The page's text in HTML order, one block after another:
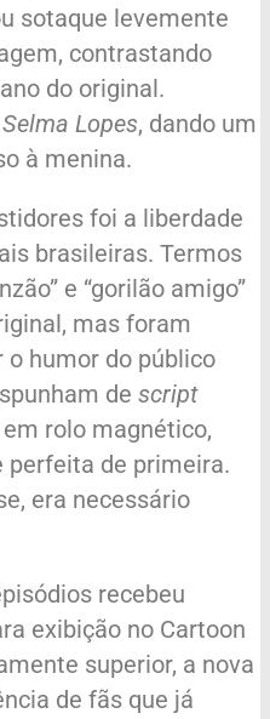
sotaque levemente
contrastando
do original.
Selma Lopes, dando um
à menina.
foi a liberdade
brasileiras. Termos
e “gorilão amigo”
mas foram
humor do público
de script
rolo magnético,
perfeita de primeira.
era necessário
recebeu
exibição no Cartoon
superior, a nova
de fãs que já